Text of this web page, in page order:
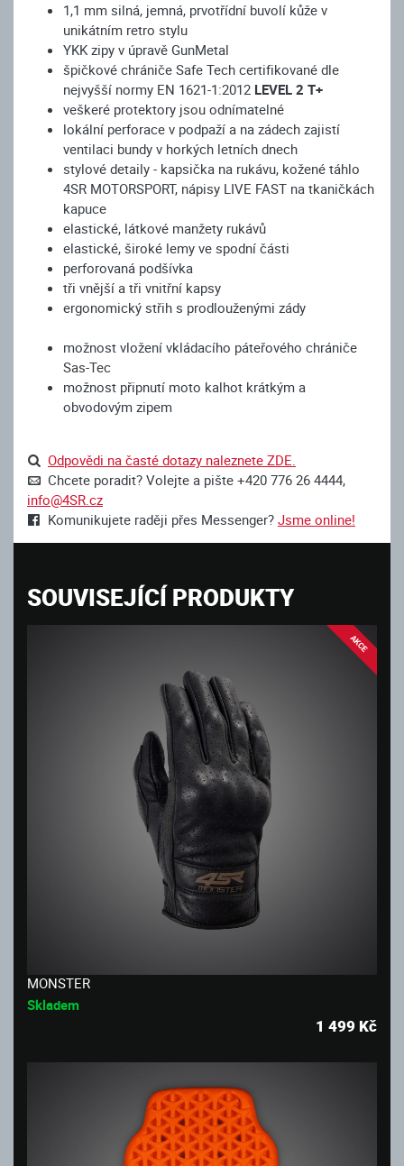
1,1 mm silná, jemná, prvotřídní buvolí kůže v
unikátním retro stylu
YKK zipy v úpravě GunMetal
špičkové chrániče Safe Tech certifikované dle
nejvyšší normy EN 1621-1:2012 LEVEL 2 T+
veškeré protektory jsou odnímatelné
lokální perforace v podpaží a na zádech zajistí
ventilaci bundy v horkých letních dnech
stylové detaily - kapsička na rukávu, kožené táhlo
4SR MOTORSPORT, nápisy LIVE FAST na tkaničkách
kapuce
elastické, látkové manžety rukávů
elastické, široké lemy ve spodní části
perforovaná podšívka
tři vnější a tři vnitřní kapsy
ergonomický střih s prodlouženými zády
možnost vložení vkládacího páteřového chrániče
Sas-Tec
možnost připnutí moto kalhot krátkým a
obvodovým zipem
Odpovědi na časté dotazy naleznete ZDE.
Chcete poradit? Volejte a pište +420 776 26 4444,
info@4SR.cz
Komunikujete raději přes Messenger? Jsme online!
SOUVISEJÍCÍ PRODUKTY
AKCE
MONSTER
Skladem
1 499 Kč